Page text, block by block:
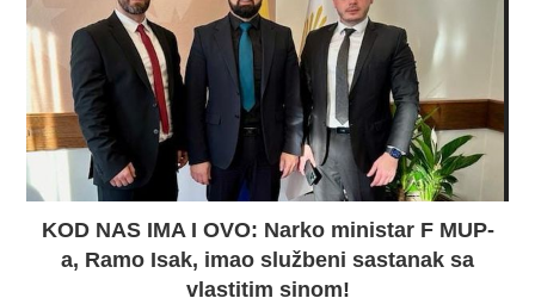
KOD NAS IMA I OVO: Narko ministar F MUP-
a, Ramo Isak, imao službeni sastanak sa
vlastitim sinom!